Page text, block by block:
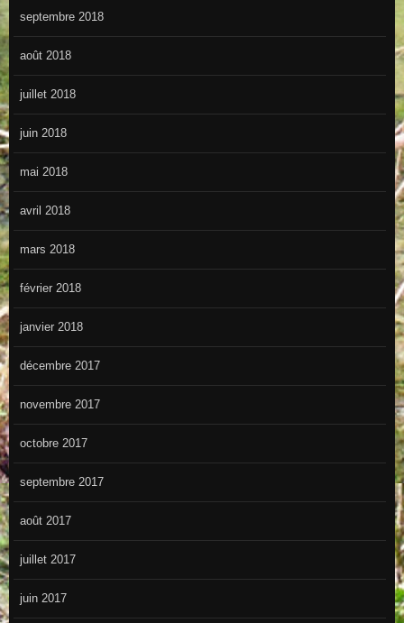
septembre 2018
août 2018
juillet 2018
juin 2018
mai 2018
avril 2018
mars 2018
février 2018
janvier 2018
décembre 2017
novembre 2017
octobre 2017
septembre 2017
août 2017
juillet 2017
juin 2017